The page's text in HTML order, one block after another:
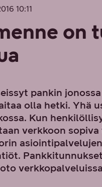
10:11
on
pankin
olla hetki. Yhä
Kun
verkkoon